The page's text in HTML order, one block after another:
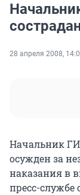
28 апреля 2008,
Начальник
осужден за
наказания в
пресс-службе